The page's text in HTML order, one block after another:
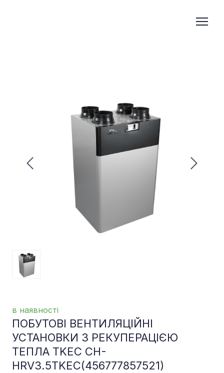
в наявності
ПОБУТОВІ ВЕНТИЛЯЦІЙНІ
УСТАНОВКИ З РЕКУПЕРАЦІЄЮ
ТЕПЛА TKEC CH-
HRV3.5TKEC(456777857521)